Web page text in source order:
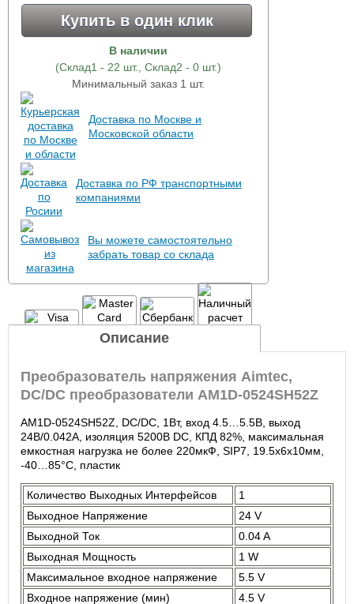
Купить в один клик
В наличии
(Склад1 - 22 шт., Склад2 - 0 шт.)
Минимальный заказ 1 шт.
Доставка по Москве и
Московской области
Доставка по РФ транспортными
компаниями
Вы можете самостоятельно
забрать товар со склада
Описание
Преобразователь напряжения Aimtec,
DC/DC преобразователи AM1D-0524SH52Z
AM1D-0524SH52Z, DC/DC, 1Вт, вход 4.5…5.5В, выход
24В/0.042А, изоляция 5200В DC, КПД 82%, максимальная
емкостная нагрузка не более 220мкФ, SIP7, 19.5x6x10мм,
-40…85°C, пластик
Количество Выходных Интерфейсов
1
Выходное Напряжение
24 V
Выходной Ток
0.04 A
Выходная Мощность
1 W
Максимальное входное напряжение
5.5 V
Входное напряжение (мин)
4.5 V